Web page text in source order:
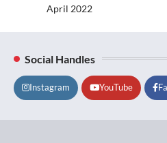
April 2022
Social Handles
Instagram YouTube